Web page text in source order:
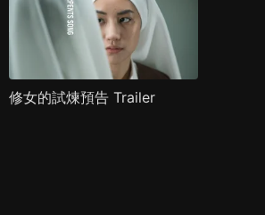
修女的試煉預告 Trailer